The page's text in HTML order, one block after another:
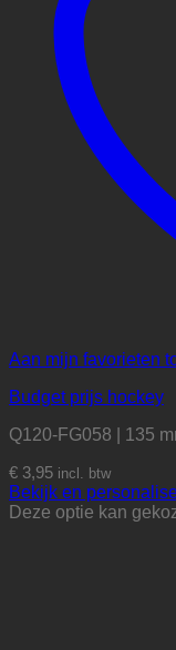
Aan mijn favorieten
Budget prijs hockey
Q120-FG058 | 135
€ 3,95 incl. btw
Bekijk en
Deze optie kan